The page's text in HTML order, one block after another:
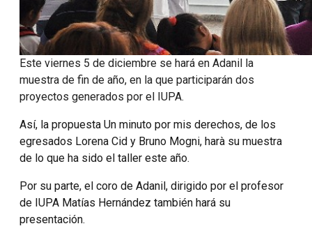
Este viernes 5 de diciembre se hará en Adanil la
muestra de fin de año, en la que participarán dos
proyectos generados por el IUPA.
Así, la propuesta Un minuto por mis derechos, de los
egresados Lorena Cid y Bruno Mogni, harà su muestra
de lo que ha sido el taller este año.
Por su parte, el coro de Adanil, dirigido por el profesor
de IUPA Matías Hernández también hará su
presentación.